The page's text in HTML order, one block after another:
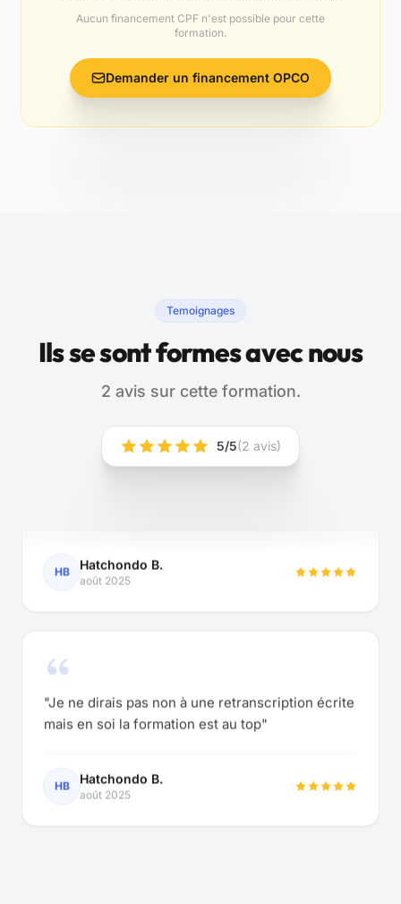
Aucun financement CPF n'est possible pour cette
formation.
Demander un financement OPCO
Temoignages
Ils se sont formes avec nous
2 avis sur cette formation.
5/5(2 avis)